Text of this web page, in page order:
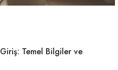
Temel Bilgiler ve